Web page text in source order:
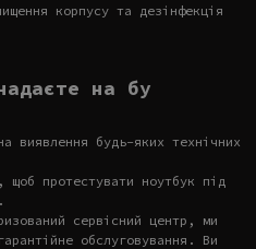
корпусу та дезінфекція
на бу
виявлення будь-яких технічних
щоб протестувати ноутбук під
сервісний центр, ми
обслуговування. Ви